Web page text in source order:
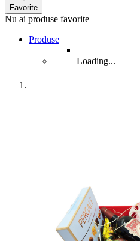
Favorite
Nu ai produse favorite
Produse
Loading...